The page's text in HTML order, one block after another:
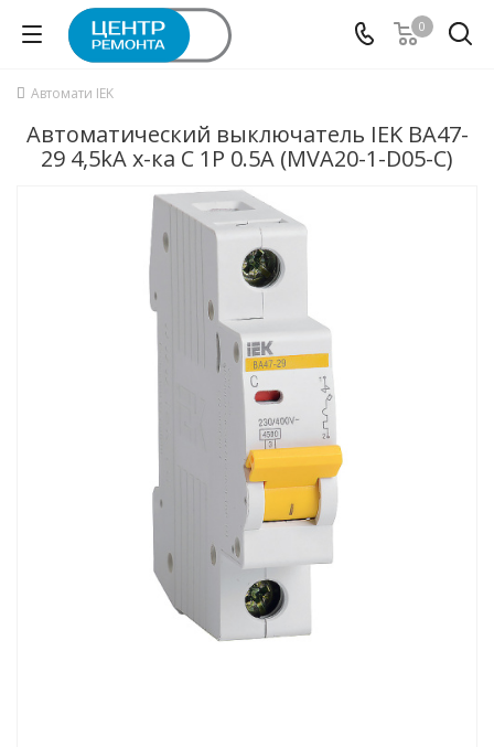
0
Автомати IEK
Автоматический выключатель IEK ВА47-
29 4,5kA х-ка C 1P 0.5А (MVA20-1-D05-C)